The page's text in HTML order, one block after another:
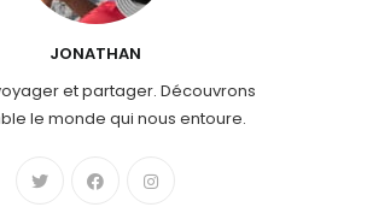
JONATHAN
et partager. Découvrons
le monde qui nous entoure.